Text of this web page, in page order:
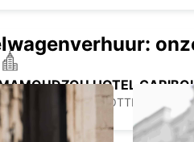
HOTEL
MAMOUDZOU - MAYOTTE